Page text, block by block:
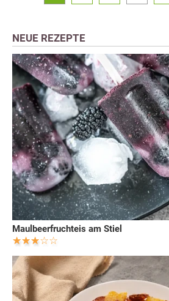
NEUE REZEPTE
Maulbeerfruchteis am Stiel